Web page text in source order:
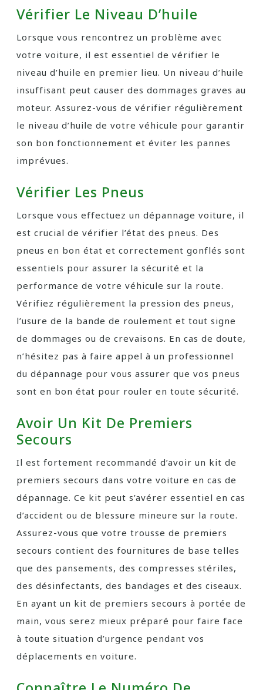
Vérifier Le Niveau D’huile
Lorsque vous rencontrez un problème avec
votre voiture, il est essentiel de vérifier le
niveau d’huile en premier lieu. Un niveau d’huile
insuffisant peut causer des dommages graves au
moteur. Assurez-vous de vérifier régulièrement
le niveau d’huile de votre véhicule pour garantir
son bon fonctionnement et éviter les pannes
imprévues.
Vérifier Les Pneus
Lorsque vous effectuez un dépannage voiture, il
est crucial de vérifier l’état des pneus. Des
pneus en bon état et correctement gonflés sont
essentiels pour assurer la sécurité et la
performance de votre véhicule sur la route.
Vérifiez régulièrement la pression des pneus,
l’usure de la bande de roulement et tout signe
de dommages ou de crevaisons. En cas de doute,
n’hésitez pas à faire appel à un professionnel
du dépannage pour vous assurer que vos pneus
sont en bon état pour rouler en toute sécurité.
Avoir Un Kit De Premiers
Secours
Il est fortement recommandé d’avoir un kit de
premiers secours dans votre voiture en cas de
dépannage. Ce kit peut s’avérer essentiel en cas
d’accident ou de blessure mineure sur la route.
Assurez-vous que votre trousse de premiers
secours contient des fournitures de base telles
que des pansements, des compresses stériles,
des désinfectants, des bandages et des ciseaux.
En ayant un kit de premiers secours à portée de
main, vous serez mieux préparé pour faire face
à toute situation d’urgence pendant vos
déplacements en voiture.